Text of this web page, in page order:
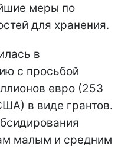
меры по
для хранения.
в
с просьбой
евро (253
в виде грантов.
малым и средним